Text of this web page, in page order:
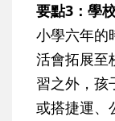
要點3：學
小學六年的
活會拓展至
習之外，孩
或搭捷運、